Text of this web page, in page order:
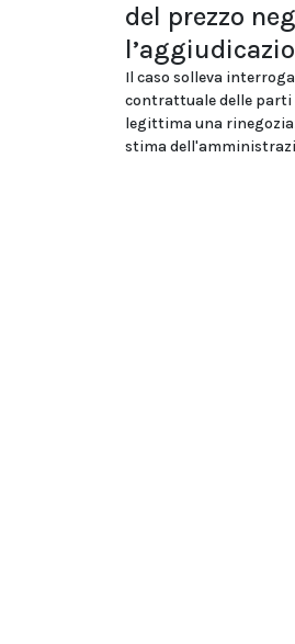
del prezzo
Il caso solleva
contrattuale delle parti
legittima una
stima